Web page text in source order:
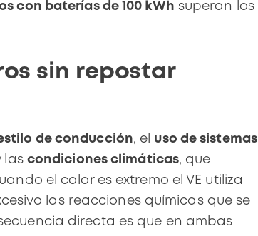
con baterías de 100 kWh superan los
sin repostar
de conducción, el uso de sistemas
las condiciones climáticas, que
el calor es extremo el VE utiliza
las reacciones químicas que se
directa es que en ambas